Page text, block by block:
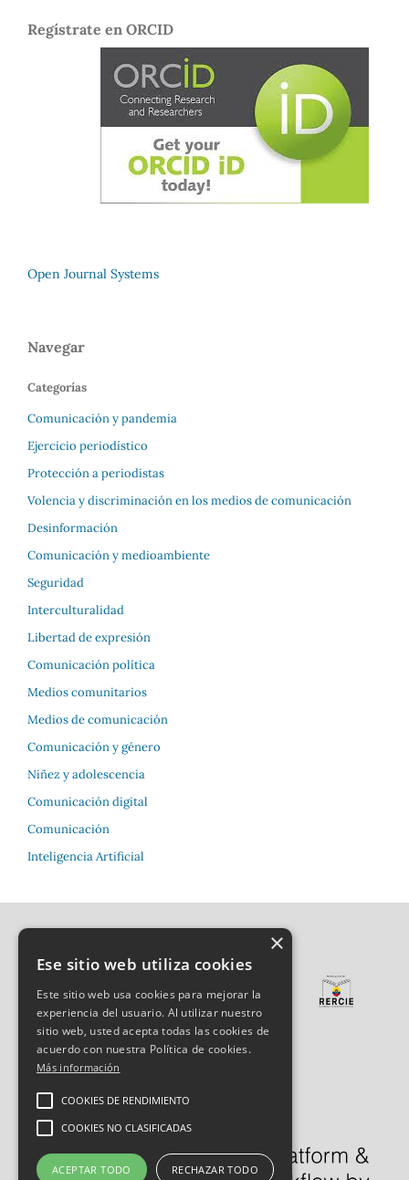
Regístrate en ORCID
Open Journal Systems
Navegar
Categorías
Comunicación y pandemia
Ejercicio periodístico
Protección a periodistas
Volencia y discriminación en los medios de comunicación
Desinformación
Comunicación y medioambiente
Seguridad
Interculturalidad
Libertad de expresión
Comunicación política
Medios comunitarios
Medios de comunicación
Comunicación y género
Niñez y adolescencia
Comunicación digital
Comunicación
Inteligencia Artificial
×
Ese sitio web utiliza cookies
Este sitio web usa cookies para mejorar la
experiencia del usuario. Al utilizar nuestro
sitio web, usted acepta todas las cookies de
acuerdo con nuestra Política de cookies.
Más información
COOKIES DE RENDIMIENTO
COOKIES NO CLASIFICADAS
ACEPTAR TODO RECHAZAR TODO